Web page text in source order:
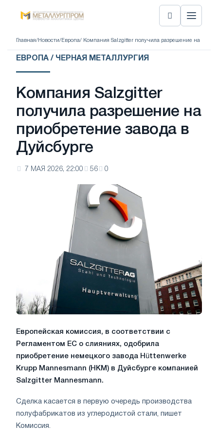
Главная/ Новости/ Европа/ Компания Salzgitter получила разрешение на
ЕВРОПА / ЧЕРНАЯ МЕТАЛЛУРГИЯ
Компания Salzgitter
получила разрешение на
приобретение завода в
Дуйсбурге
7 МАЯ 2026, 22:00 56 0
Европейская комиссия, в соответствии с
Регламентом ЕС о слияниях, одобрила
приобретение немецкого завода Hüttenwerke
Krupp Mannesmann (HKM) в Дуйсбурге компанией
Salzgitter Mannesmann.
Сделка касается в первую очередь производства
полуфабрикатов из углеродистой стали, пишет
Комиссия.